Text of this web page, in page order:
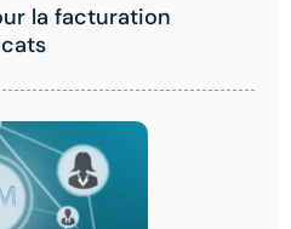
la facturation